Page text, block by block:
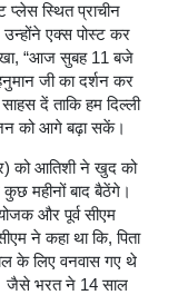
प्लेस स्थित प्राचीन
एक्स पोस्ट कर
“आज सुबह 11 बजे
जी का दर्शन कर
दें ताकि हम दिल्ली
को आगे बढ़ा सकें।
को आतिशी ने खुद को
कुछ महीनों बाद बैठेंगे।
और पूर्व सीएम
ने कहा था कि, पिता
के लिए वनवास गए थे
जैसे भरत ने 14 साल